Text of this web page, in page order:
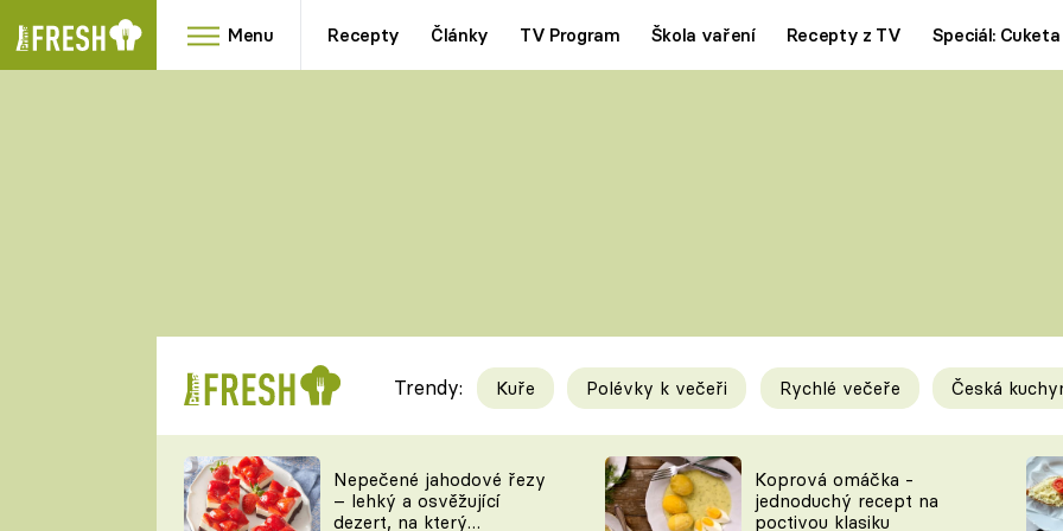
Menu Recepty Články TV Program Škola vaření Recepty z TV Speciál: Cuketa
RYCHLOVKY
Videorecepty
TEĎ VAŘÍ ŠÉF!
Tipy a triky
KAM ZA JÍDLEM
Trendy: Kuře Polévky k večeři Rychlé večeře Česká
Nepečené jahodové řezy
– lehký a osvěžující
dezert, na který
Koprová omáčka -
jednoduchý recept na
poctivou klasiku